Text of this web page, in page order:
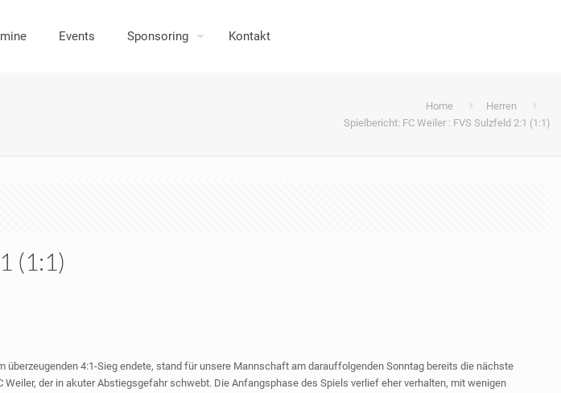
Events Sponsoring Kontakt
Home
Herren
Spielbericht: FC Weiler : FVS Sulzfeld 2:1 (1:1)
(1:1)
4:1-Sieg endete, stand für unsere Mannschaft am darauffolgenden Sonntag bereits die nächste
der in akuter Abstiegsgefahr schwebt. Die Anfangsphase des Spiels verlief eher verhalten, mit wenigen